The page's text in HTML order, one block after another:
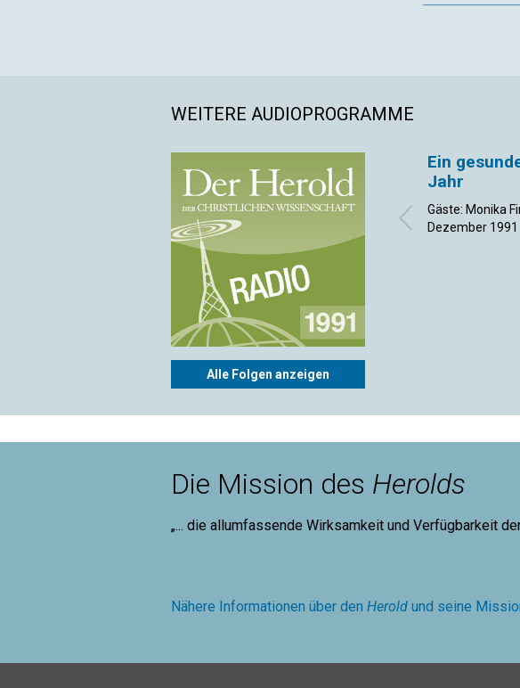
WEITERE AUDIOPROGRAMME
Alle Folgen anzeigen
Ein
Jahr
Gäste: Monika
Dezember 1991
Die Mission des Herolds
„... die allumfassende Wirksamkeit und Verfügbarkeit
Mary
Nähere Informationen über den Herold und seine